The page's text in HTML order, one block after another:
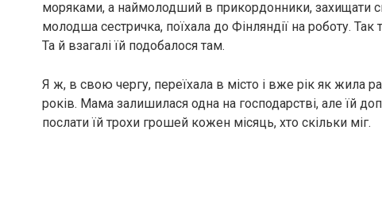
моряками, а наймолодший в прикордонники, захищати
молодша сестричка, поїхала до Фінляндії на роботу.
Та й взагалі їй подобалося там.
Я ж, в свою чергу, переїхала в місто і вже рік як жила
років. Мама залишилася одна на господарстві, але їй
послати їй трохи грошей кожен місяць, хто скільки міг.